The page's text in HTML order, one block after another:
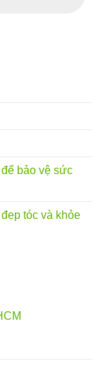
bảo vệ sức
tóc và khỏe